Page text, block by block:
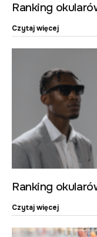
Ranking
Czytaj więcej
Ranking
Czytaj więcej